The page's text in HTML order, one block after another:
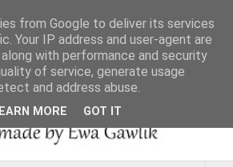
from Google to deliver its services
Your IP address and user-agent are
with performance and security
of service, generate usage
and address abuse.
MORE GOT IT